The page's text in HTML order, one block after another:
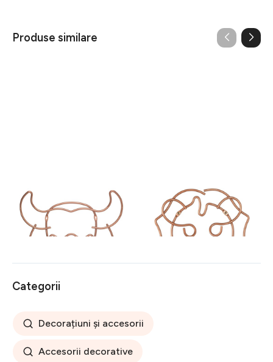
Produse similare
Suport decorativ perete
Buffalo, Metaltex, 32 x 34
cm, inox, aramiu
88 lei
Suport decorativ perete
Lion, Metaltex, 27 x 30 cm,
inox, aramiu
88 lei
Categorii
Decorațiuni și accesorii
Accesorii decorative